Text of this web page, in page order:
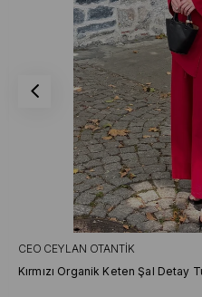
CEO CEYLAN OTANTIK
Kırmızı Organik Keten Şal Detay